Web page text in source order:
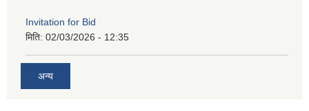
Invitation for Bid
मिति: 02/03/2026 - 12:35
अन्य